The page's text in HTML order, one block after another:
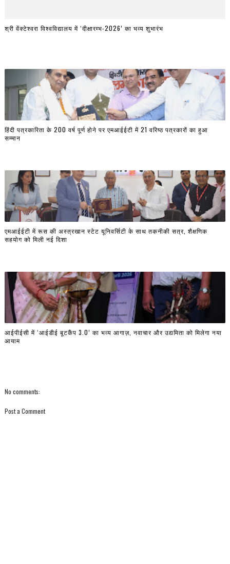
श्री वेंक्टेश्वरा विश्वविद्यालय में ‘दीक्षारम्भ-2026’ का भव्य शुभारंभ
हिंदी पत्रकारिता के 200 वर्ष पूर्ण होने पर एमआईईटी में 21 वरिष्ठ पत्रकारों का हुआ
सम्मान
एमआईईटी में रूस की अस्त्रखान स्टेट यूनिवर्सिटी के साथ तकनीकी सत्र, शैक्षणिक
सहयोग को मिली नई दिशा
आईपीईसी में ‘आईडीई बूटकैंप 3.0’ का भव्य आगाज़, नवाचार और उद्यमिता को मिलेगा नया
आयाम
No comments:
Post a Comment